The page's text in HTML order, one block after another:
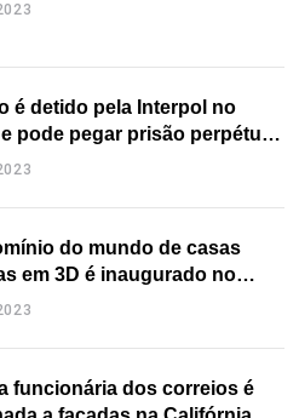
é detido pela Interpol no
e pode pegar prisão perpétua
do mundo de casas
em 3D é inaugurado no
funcionária dos correios é